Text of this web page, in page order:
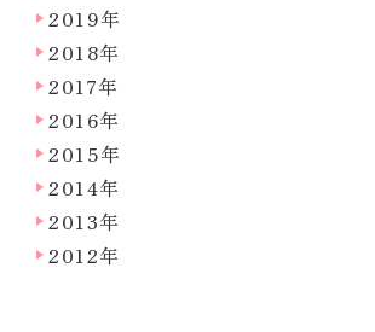
2019年
2018年
2017年
2016年
2015年
2014年
2013年
2012年